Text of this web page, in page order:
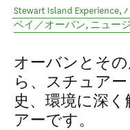
Stewart Island Experience,
ベイ／オーバン, ニュー
オーバンとそ
ら、スチュア
史、環境に深
アーです。